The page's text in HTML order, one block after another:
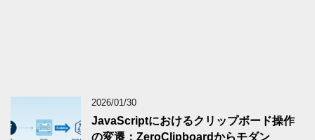
2026/01/30
JavaScriptにおけるクリップボード操作
の変遷：ZeroClipboardからモダン